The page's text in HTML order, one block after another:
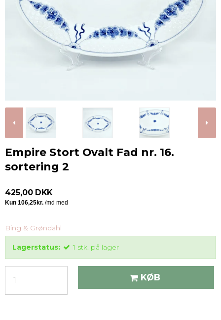
Empire Stort Ovalt Fad nr. 16.
sortering 2
425,00 DKK
Bing & Grøndahl
Lagerstatus: 1 stk. på lager
KØB